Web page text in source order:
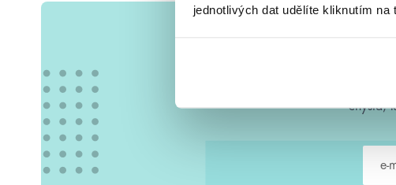
jednotlivých dat udělíte kliknutím na
Vše
chystá,